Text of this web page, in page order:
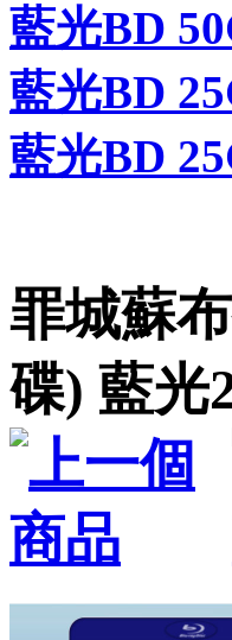
藍光BD
藍光BD
藍光BD
罪城蘇
碟) 藍光